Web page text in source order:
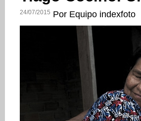
24/07/2015 Por Equipo indexfoto